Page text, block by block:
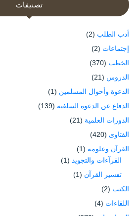
تصنيفات
أدب الطلب (2)
إجتماعات (2)
الخطب (370)
الدروس (21)
الدعوة وأحوال المسلمين (1)
الدفاع عن الدعوة السلفية (139)
الدورات العلمية (21)
الفتاوى (420)
القرآن وعلومه (1)
القرآءات والتجويد (1)
تفسير القرآن (1)
الكتب (2)
اللقاءات (4)